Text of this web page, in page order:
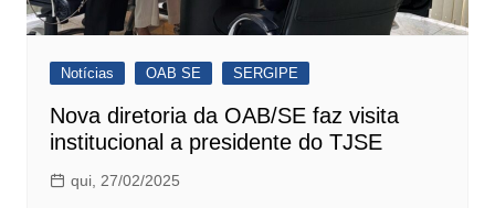
Notícias OAB SE SERGIPE
Nova diretoria da OAB/SE faz visita
institucional a presidente do TJSE
qui, 27/02/2025